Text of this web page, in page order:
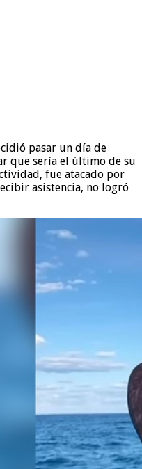
pasar un día de
que sería el último de su
fue atacado por
asistencia, no logró